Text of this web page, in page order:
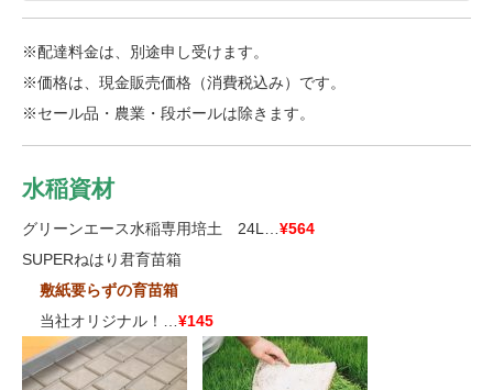
※配達料金は、別途申し受けます。
※価格は、現金販売価格（消費税込み）です。
※セール品・農業・段ボールは除きます。
水稲資材
グリーンエース水稲専用培土 24L… ¥564
SUPERねはり君育苗箱
敷紙要らずの育苗箱
当社オリジナル！… ¥145